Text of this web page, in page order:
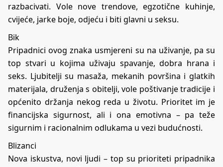
razbacivati. Vole nove trendove, egzotične kuhinje,
cvijeće, jarke boje, odjeću i biti glavni u seksu.
Bik
Pripadnici ovog znaka usmjereni su na uživanje, pa su
top stvari u kojima uživaju spavanje, dobra hrana i
seks. Ljubitelji su masaža, mekanih površina i glatkih
materijala, druženja s obitelji, vole poštivanje tradicije i
općenito držanja nekog reda u životu. Prioritet im je
financijska sigurnost, ali i ona emotivna – pa teže
sigurnim i racionalnim odlukama u vezi budućnosti.
Blizanci
Nova iskustva, novi ljudi – top su prioriteti pripadnika